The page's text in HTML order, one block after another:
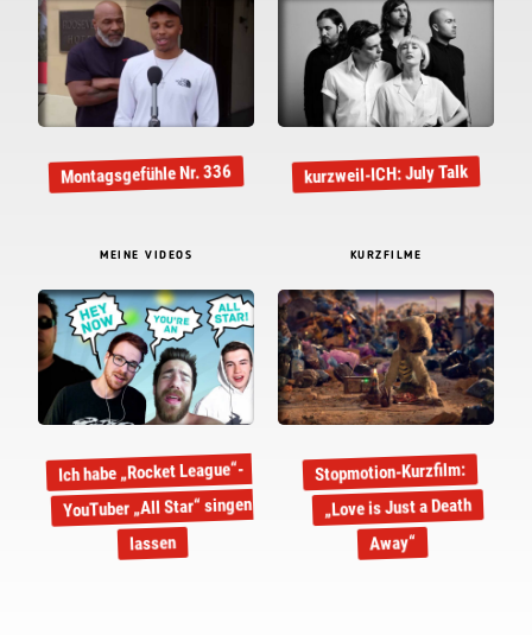
Montagsgefühle Nr. 336 kurzweil-ICH: July Talk
MEINE VIDEOS
Ich habe „Rocket League“-
YouTuber „All Star“ singen
lassen
KURZFILME
Stopmotion-Kurzfilm:
„Love is Just a Death
Away“